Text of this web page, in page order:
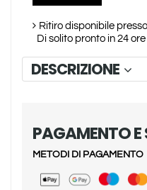
Ritiro disponibile presso
Di solito pronto in 24 ore
DESCRIZIONE
PAGAMENTO E
METODI DI PAGAMENTO